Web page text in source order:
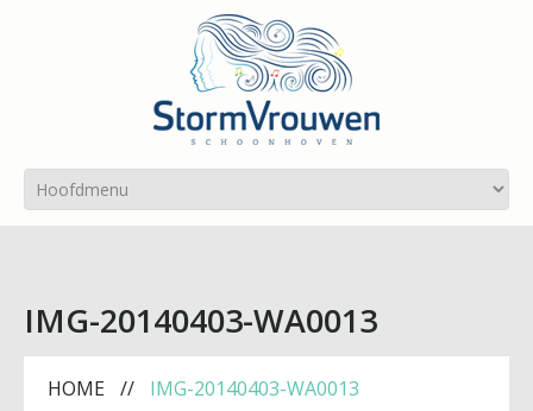
IMG-20140403-WA0013
HOME IMG-20140403-WA0013